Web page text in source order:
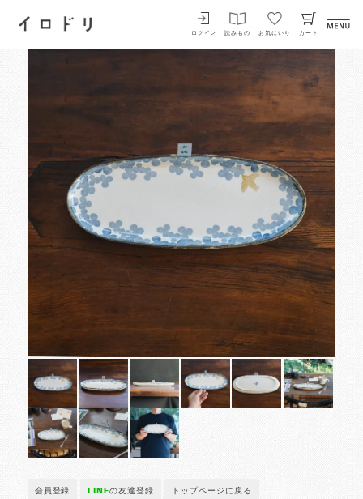
イロドリ
ログイン 読みもの お気にいり カート
会員登録 LINEの友達登録 トップページに戻る